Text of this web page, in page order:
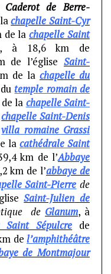
Caderot de Berre-
lachapelle Saint-Cyr
de lachapelle Saint
, à 18,6 km de
de l’église Saint-
de la chapelle du
temple romain de
la chapelle Saint-
chapelle Saint-Denis
villa romaine Grassi
la cathédrale Saint
km de l’Abbaye
km de l’abbaye de
Saint-Pierre de
Saint-Julien de
de Glanum, à
Saint Sépulcre de
de l’amphithéâtre
de Montmajour